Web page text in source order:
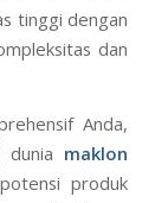
tinggi dengan
dan
Anda,
dunia maklon
produk